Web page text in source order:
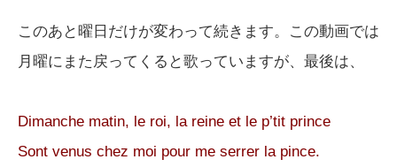
このあと曜日だけが変わって続きます。この動画では
月曜にまた戻ってくると歌っていますが、最後は、
Dimanche matin, le roi, la reine et le p’tit prince
Sont venus chez moi pour me serrer la pince.